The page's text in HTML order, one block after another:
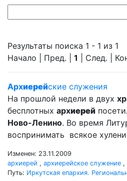
Результаты поиска 1 - 1 из 1
Начало | Пред. | 1 | След. |
Архиерейские служения
На прошлой недели в двух
бесплотных архиерей
Ново-Ленино. Во время
воспринимать всякое
Изменен: 23.11.2009
архиерей , архиерейское служение ,
Путь: Иркутская епархия.